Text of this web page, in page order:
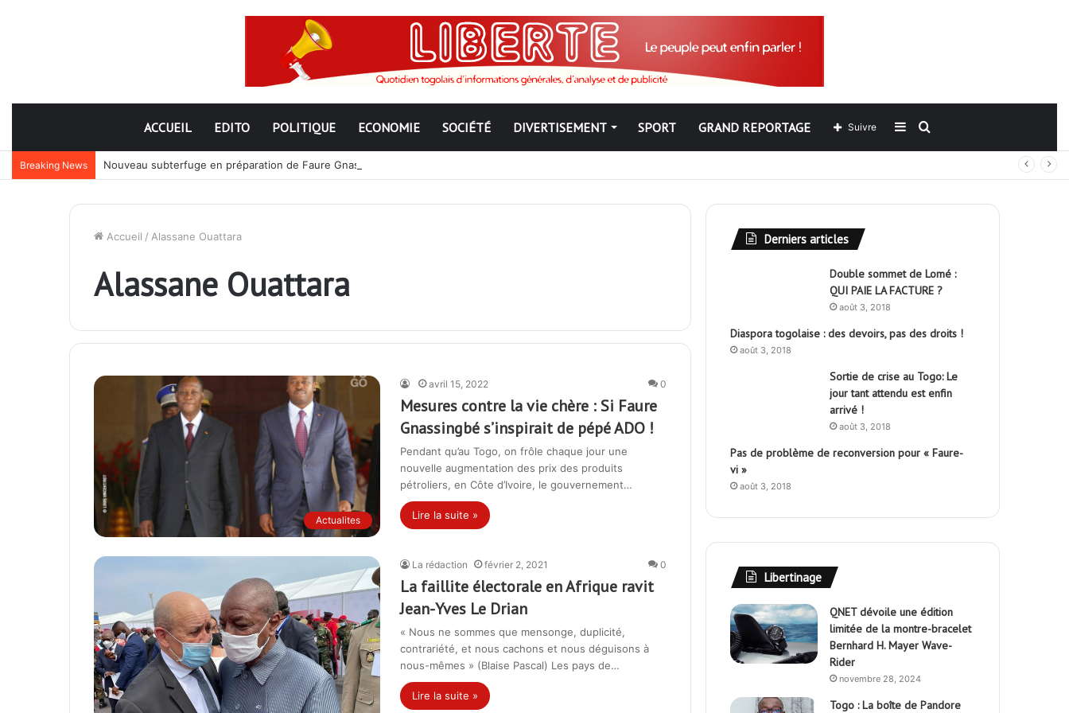
ACCUEIL EDITO POLITIQUE ECONOMIE SOCIÉTÉ DIVERTISEMENT SPORT GRAND REPORTAGE Rechercher
Sidebar
(barre
Suivre
Breaking News Nouveau subterfuge en préparation de Faure Gnassingbé pour ne jamais partir ; les Togolais disent non et sont vent debout
Accueil / Alassane Ouattara
Alassane Ouattara
Actualites
avril 15, 2022 0
Mesures contre la vie chère : Si Faure
Gnassingbé s’inspirait de pépé ADO !
Pendant qu’au Togo, on frôle chaque jour une
nouvelle augmentation des prix des produits
pétroliers, en Côte d’Ivoire, le gouvernement…
Lire la suite »
La rédaction février 2, 2021 0
La faillite électorale en Afrique ravit
Jean-Yves Le Drian
« Nous ne sommes que mensonge, duplicité,
contrariété, et nous cachons et nous déguisons à
nous-mêmes » (Blaise Pascal) Les pays de…
Lire la suite »
Derniers articles
Double sommet de Lomé :
QUI PAIE LA FACTURE ?
août 3, 2018
Diaspora togolaise : des devoirs, pas des droits !
août 3, 2018
Sortie de crise au Togo: Le
jour tant attendu est enfin
arrivé !
août 3, 2018
Pas de problème de reconversion pour « Faure-
vi »
août 3, 2018
Libertinage
QNET dévoile une édition
limitée de la montre-bracelet
Bernhard H. Mayer Wave-
Rider
novembre 28, 2024
Togo : La boîte de Pandore